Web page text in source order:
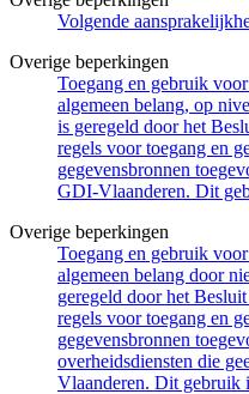
Volgende
Overige beperkingen
Toegang en gebruik
algemeen belang, op
is geregeld door het
regels voor toegang en
gegevensbronnen
GDI-Vlaanderen. Dit
Overige beperkingen
Toegang en gebruik
algemeen belang door
geregeld door het
regels voor toegang en
gegevensbronnen
overheidsdiensten die
Vlaanderen. Dit gebruik